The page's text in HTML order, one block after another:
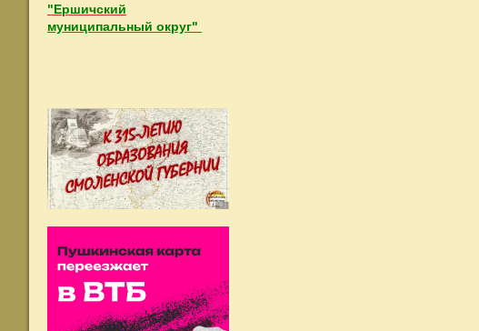
"Ершичский
муниципальный округ"